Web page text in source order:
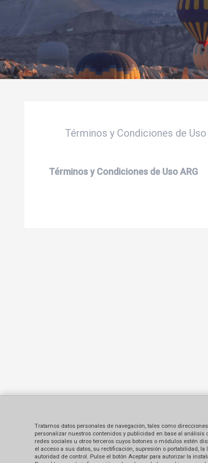
Términos y Condiciones de Uso
Términos y Condiciones de Uso ARG
Tratamos datos personales de navegación, tales como
personalizar nuestros contenidos y publicidad en base al
redes sociales u otros terceros cuyos botones o módulos estén
el acceso a sus datos, su rectificación, supresión o portabilidad,
autoridad de control. Pulse el botón Aceptar para autorizar la